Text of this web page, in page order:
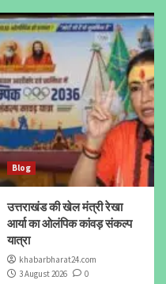
Blog
उत्तराखंड की खेल मंत्री रेखा
आर्या का ओलंपिक कांवड़ संकल्प
यात्रा
khabarbharat24.com
3 August 2026
0